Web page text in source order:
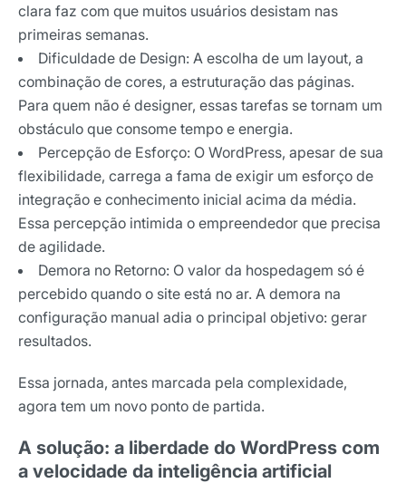
clara faz com que muitos usuários desistam nas
primeiras semanas.
Dificuldade de Design: A escolha de um layout, a
combinação de cores, a estruturação das páginas.
Para quem não é designer, essas tarefas se tornam um
obstáculo que consome tempo e energia.
Percepção de Esforço: O WordPress, apesar de sua
flexibilidade, carrega a fama de exigir um esforço de
integração e conhecimento inicial acima da média.
Essa percepção intimida o empreendedor que precisa
de agilidade.
Demora no Retorno: O valor da hospedagem só é
percebido quando o site está no ar. A demora na
configuração manual adia o principal objetivo: gerar
resultados.
Essa jornada, antes marcada pela complexidade,
agora tem um novo ponto de partida.
A solução: a liberdade do WordPress com
a velocidade da inteligência artificial